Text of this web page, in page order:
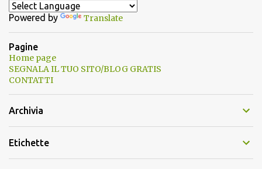
Powered by Translate
Pagine
Home page
SEGNALA IL TUO SITO/BLOG GRATIS
CONTATTI
Archivia
Etichette